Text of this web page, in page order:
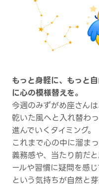
もっと身軽に、もっと
に心の模様替えを。
今週のみずがめ座さん
乾いた風へと入れ替わ
進んでいくタイミング。
これまで心の中に溜ま
義務感や、当たり前だ
ールや習慣に疑問を感
という気持ちが自然と